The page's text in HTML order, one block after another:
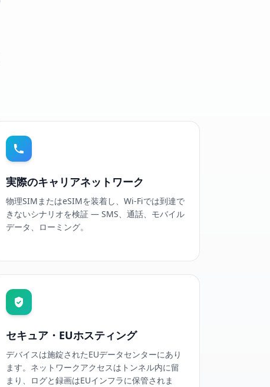
実際のキャリアネットワーク
物理SIMまたはeSIMを装着し、Wi-Fiでは到達で
きないシナリオを検証 — SMS、通話、モバイル
データ、ローミング。
セキュア・EUホスティング
デバイスは施錠されたEUデータセンターにあり
ます。ネットワークアクセスはトンネル内に留
まり、ログと録画はEUインフラに保管されま